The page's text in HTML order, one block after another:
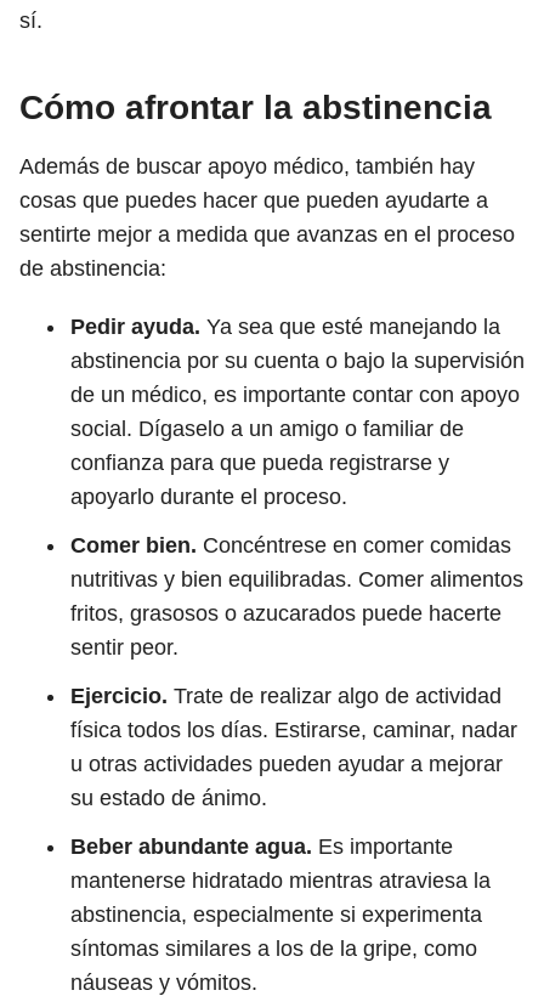
sí.
Cómo afrontar la abstinencia
Además de buscar apoyo médico, también hay
cosas que puedes hacer que pueden ayudarte a
sentirte mejor a medida que avanzas en el proceso
de abstinencia:
Pedir ayuda. Ya sea que esté manejando la
abstinencia por su cuenta o bajo la supervisión
de un médico, es importante contar con apoyo
social. Dígaselo a un amigo o familiar de
confianza para que pueda registrarse y
apoyarlo durante el proceso.
Comer bien. Concéntrese en comer comidas
nutritivas y bien equilibradas. Comer alimentos
fritos, grasosos o azucarados puede hacerte
sentir peor.
Ejercicio. Trate de realizar algo de actividad
física todos los días. Estirarse, caminar, nadar
u otras actividades pueden ayudar a mejorar
su estado de ánimo.
Beber abundante agua. Es importante
mantenerse hidratado mientras atraviesa la
abstinencia, especialmente si experimenta
síntomas similares a los de la gripe, como
náuseas y vómitos.